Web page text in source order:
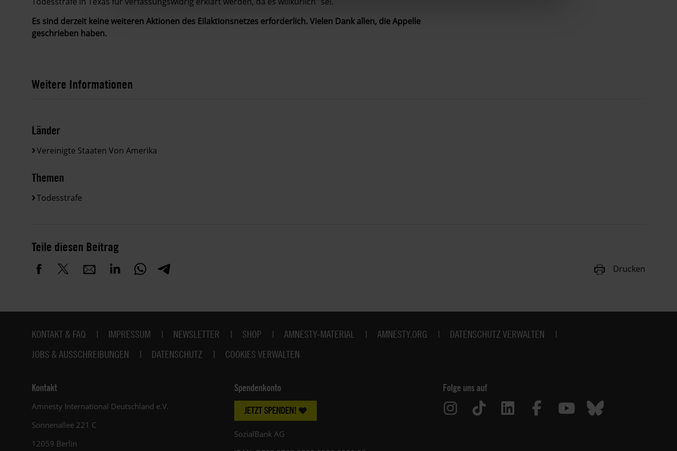
Es sind derzeit keine weiteren Aktionen des Eilaktionsnetzes erforderlich. Vielen Dank allen, die Appelle
geschrieben haben.
Weitere Informationen
Länder
Vereinigte Staaten Von Amerika
Themen
Todesstrafe
Teile diesen Beitrag
Drucken
Fußbereich
KONTAKT & FAQ IMPRESSUM NEWSLETTER SHOP AMNESTY-MATERIAL AMNESTY.ORG
DATENSCHUTZ VERWALTEN
JOBS & AUSSCHREIBUNGEN
DATENSCHUTZ COOKIES VERWALTEN
Kontakt
Amnesty International Deutschland e.V.
Sonnenallee 221 C
12059 Berlin
Spendenkonto
JETZT SPENDEN!
SozialBank AG
Folge uns auf